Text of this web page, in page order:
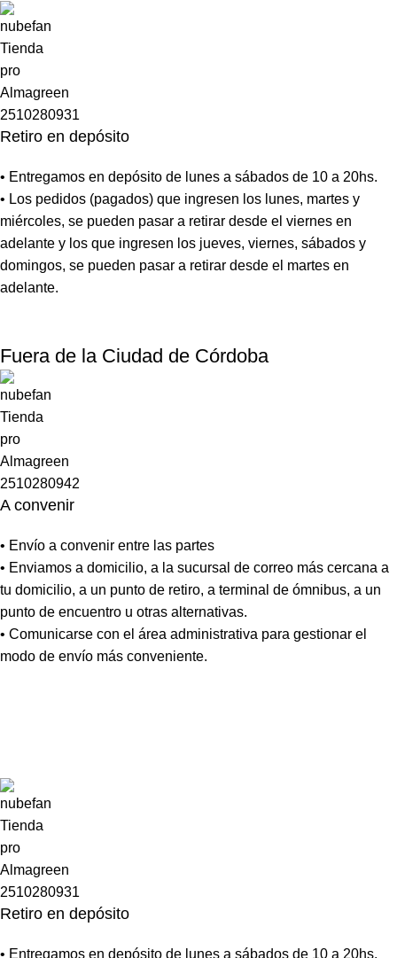
Retiro en depósito
• Entregamos en depósito de lunes a sábados de 10 a 20hs.
• Los pedidos (pagados) que ingresen los lunes, martes y
miércoles, se pueden pasar a retirar desde el viernes en
adelante y los que ingresen los jueves, viernes, sábados y
domingos, se pueden pasar a retirar desde el martes en
adelante.
Fuera de la Ciudad de Córdoba
A convenir
• Envío a convenir entre las partes
• Enviamos a domicilio, a la sucursal de correo más cercana a
tu domicilio, a un punto de retiro, a terminal de ómnibus, a un
punto de encuentro u otras alternativas.
• Comunicarse con el área administrativa para gestionar el
modo de envío más conveniente.
Retiro en depósito
• Entregamos en depósito de lunes a sábados de 10 a 20hs.